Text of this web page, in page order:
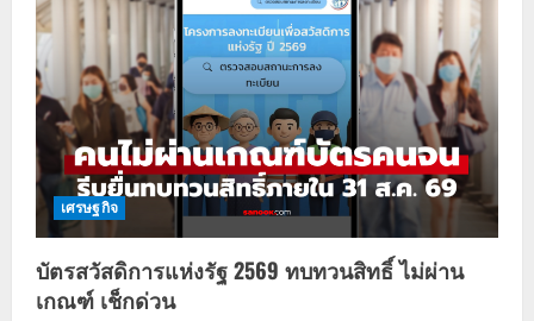
เศรษฐกิจ
บัตรสวัสดิการแห่งรัฐ 2569 ทบทวนสิทธิ์ ไม่ผ่าน
เกณฑ์ เช็กด่วน